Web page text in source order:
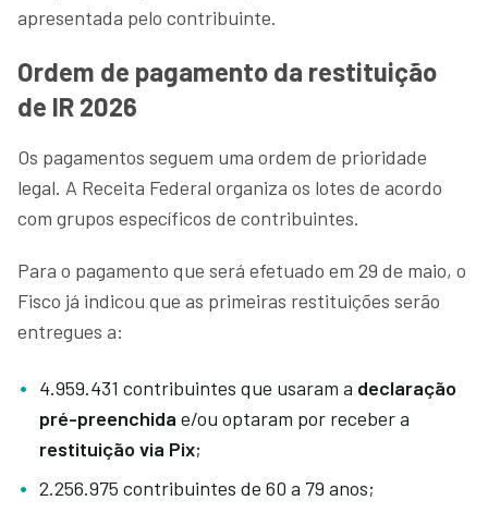
apresentada pelo contribuinte.
Ordem de pagamento da restituição
de IR 2026
Os pagamentos seguem uma ordem de prioridade
legal. A Receita Federal organiza os lotes de acordo
com grupos específicos de contribuintes.
Para o pagamento que será efetuado em 29 de maio, o
Fisco já indicou que as primeiras restituições serão
entregues a:
4.959.431 contribuintes que usaram a declaração
pré-preenchida e/ou optaram por receber a
restituição via Pix;
2.256.975 contribuintes de 60 a 79 anos;